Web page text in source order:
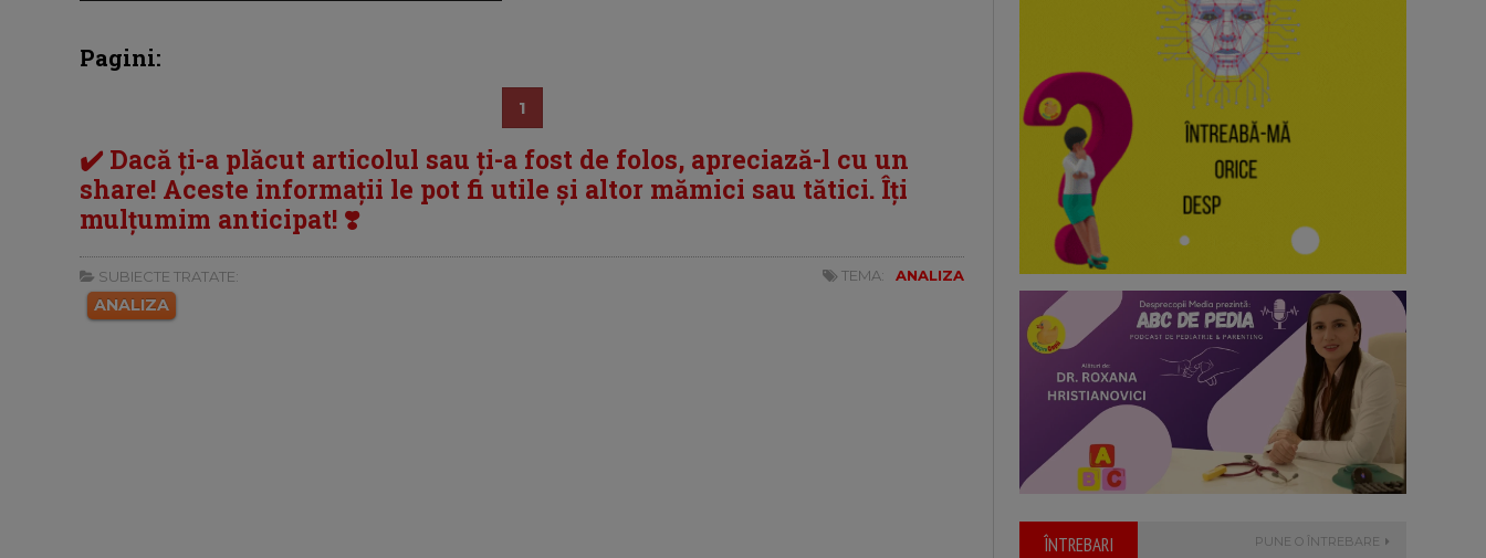
Pagini:
1
✔️ Dacă ți-a plăcut articolul sau ți-a fost de folos, apreciază-l cu un
share! Aceste informații le pot fi utile și altor mămici sau tătici. Îți
mulțumim anticipat! ❣️
SUBIECTE TRATATE:
ANALIZA
TEMA: ANALIZA
ÎNTREBARI PUNE O ÎNTREBARE